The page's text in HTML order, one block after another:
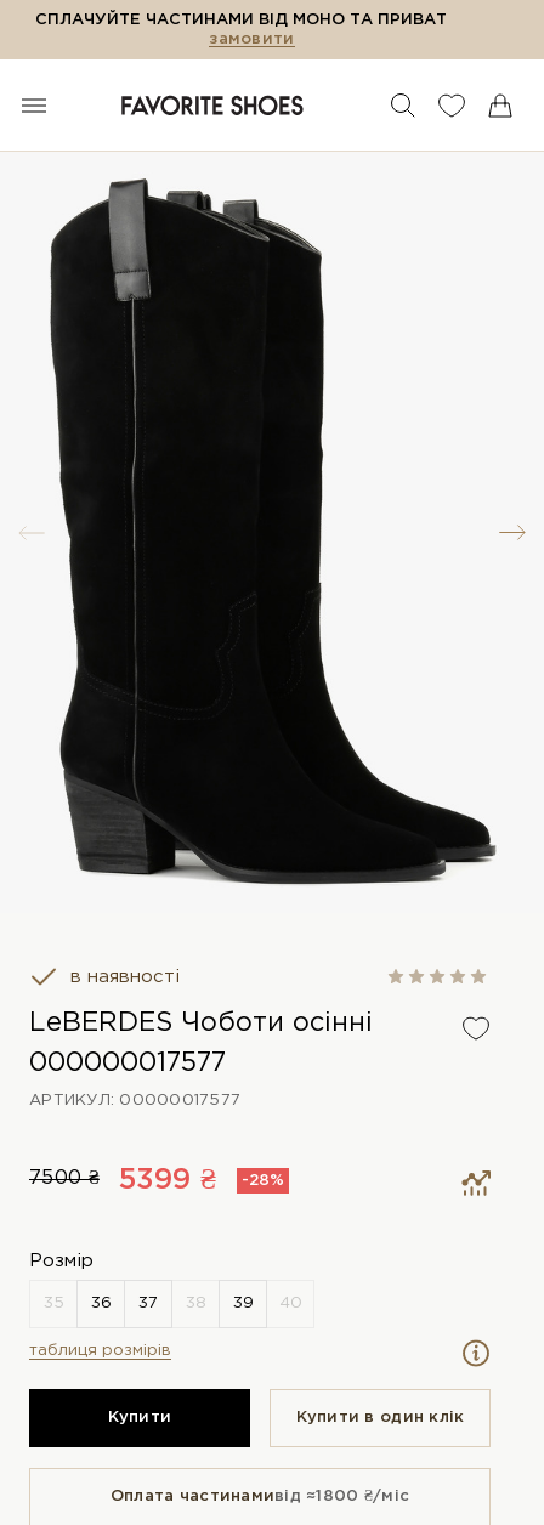
СПЛАЧУЙТЕ ЧАСТИНАМИ ВІД МОНО ТА ПРИВАТ
замовити
в наявності
LeBERDES Чоботи осінні
000000017577
АРТИКУЛ: 00000017577
7500 ₴ 5399 ₴ -28%
Розмір
таблиця розмірів
Купити Купити в один клiк
Оплата частинамивід ≈1800 ₴/міс